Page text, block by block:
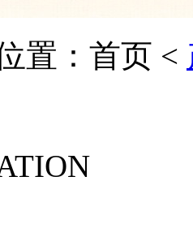
置：首页 <